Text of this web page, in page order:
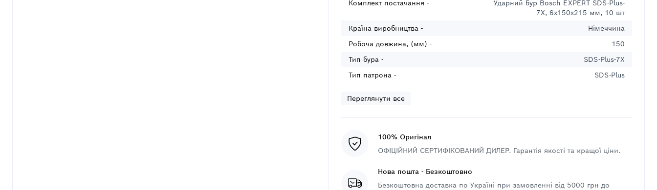
Комплект постачання -
Ударний бур Bosch EXPERT SDS-Plus-
7X, 6x150x215 мм, 10 шт
Країна виробництва -
Німеччина
Робоча довжина, (мм) -
150
Тип бура -
SDS-Plus-7X
Тип патрона -
SDS-Plus
Переглянути все
100% Оригінал
ОФІЦІЙНИЙ СЕРТИФІКОВАНИЙ ДИЛЕР. Гарантія якості та кращої ціни.
Нова пошта - Безкоштовно
Безкоштовна доставка по Україні при замовленні від 5000 грн до